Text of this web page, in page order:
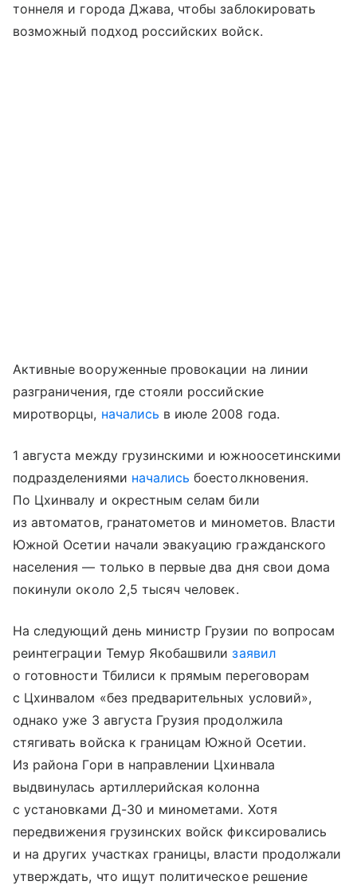
тоннеля и города Джава, чтобы заблокировать
возможный подход российских войск.
Активные вооруженные провокации на линии
разграничения, где стояли российские
миротворцы, начались в июле 2008 года.
1 августа между грузинскими и южноосетинскими
подразделениями начались боестолкновения.
По Цхинвалу и окрестным селам били
из автоматов, гранатометов и минометов. Власти
Южной Осетии начали эвакуацию гражданского
населения — только в первые два дня свои дома
покинули около 2,5 тысяч человек.
На следующий день министр Грузии по вопросам
реинтеграции Темур Якобашвилизаявил
о готовности Тбилиси к прямым переговорам
с Цхинвалом «без предварительных условий»,
однако уже 3 августа Грузия продолжила
стягивать войска к границам Южной Осетии.
Из района Гори в направлении Цхинвала
выдвинулась артиллерийская колонна
с установками Д-30 и минометами. Хотя
передвижения грузинских войск фиксировались
и на других участках границы, власти продолжали
утверждать, что ищут политическое решение